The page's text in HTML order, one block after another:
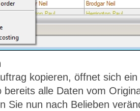
kopieren, öffnet sich
bereits alle Daten vom
Sie nun nach Belieben